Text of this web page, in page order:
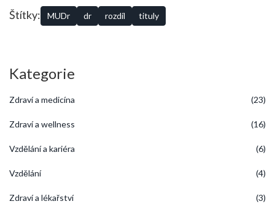
Tohle mi uvízlo v hlavě a dodnes si to pamatuji, když slyším někoho
označovat jako "doktor".
ostatním.
Štítky: MUDr dr rozdíl tituly
Kategorie
Zdraví a medicína (23)
Zdraví a wellness (16)
Vzdělání a kariéra (6)
Vzdělání (4)
Zdraví a lékařství (3)